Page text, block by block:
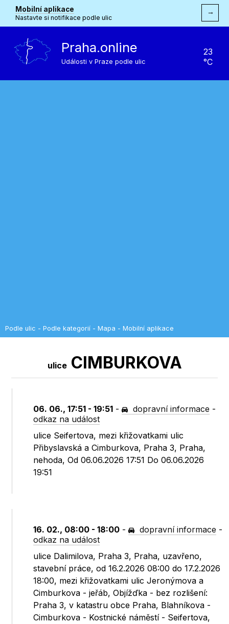
Mobilní aplikace
Nastavte si notifikace podle ulic
→
Praha.online
Události v Praze podle ulic
23
°C
Podle ulic - Podle kategorií - Mapa - Mobilní aplikace
uliceCIMBURKOVA
06. 06., 17:51 - 19:51 - dopravní informace -
odkaz na událost
ulice Seifertova, mezi křižovatkami ulic
Přibyslavská a Cimburkova, Praha 3, Praha,
nehoda, Od 06.06.2026 17:51 Do 06.06.2026
19:51
16. 02., 08:00 - 18:00 - dopravní informace -
odkaz na událost
ulice Dalimilova, Praha 3, Praha, uzavřeno,
stavební práce, od 16.2.2026 08:00 do 17.2.2026
18:00, mezi křižovatkami ulic Jeronýmova a
Cimburkova - jeřáb, Objížďka - bez rozlišení:
Praha 3, v katastru obce Praha, Blahníkova -
Cimburkova - Kostnické náměstí - Seifertova,